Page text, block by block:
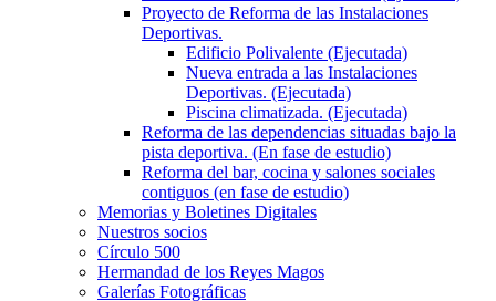
Proyecto de Reforma de las Instalaciones
Deportivas.
Edificio Polivalente (Ejecutada)
Nueva entrada a las Instalaciones
Deportivas. (Ejecutada)
Piscina climatizada. (Ejecutada)
Reforma de las dependencias situadas bajo la
pista deportiva. (En fase de estudio)
Reforma del bar, cocina y salones sociales
contiguos (en fase de estudio)
Memorias y Boletines Digitales
Nuestros socios
Círculo 500
Hermandad de los Reyes Magos
Galerías Fotográficas